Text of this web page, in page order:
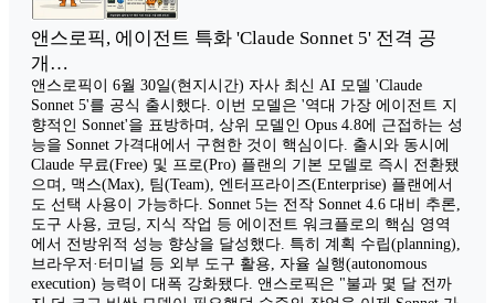
앤스로픽, 에이전트 특화 'Claude Sonnet 5' 전격 공
개…
앤스로픽이 6월 30일(현지시간) 자사 최신 AI 모델 'Claude
Sonnet 5'를 공식 출시했다. 이번 모델은 '역대 가장 에이전트 지
향적인 Sonnet'을 표방하며, 상위 모델인 Opus 4.8에 근접하는 성
능을 Sonnet 가격대에서 구현한 것이 핵심이다. 출시와 동시에
Claude 무료(Free) 및 프로(Pro) 플랜의 기본 모델로 즉시 전환됐
으며, 맥스(Max), 팀(Team), 엔터프라이즈(Enterprise) 플랜에서
도 선택 사용이 가능하다. Sonnet 5는 전작 Sonnet 4.6 대비 추론,
도구 사용, 코딩, 지식 작업 등 에이전트 워크플로의 핵심 영역
에서 전방위적 성능 향상을 달성했다. 특히 계획 수립(planning),
브라우저·터미널 등 외부 도구 활용, 자율 실행(autonomous
execution) 능력이 대폭 강화됐다. 앤스로픽은 "불과 몇 달 전까